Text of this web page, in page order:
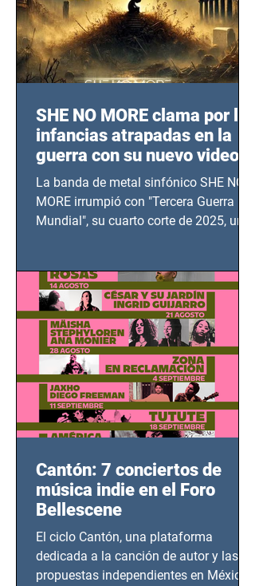
SHE NO MORE clama por las
infancias atrapadas en la
guerra con su nuevo video
TERCERA GUERRA
MUNDIAL
La banda de metal sinfónico SHE NO
MORE irrumpió con "Tercera Guerra
Mundial", su cuarto corte de 2025, un
bélicos.
Cantón: 7 conciertos de
música indie en el Foro
Bellescene
El ciclo Cantón, una plataforma
dedicada a la canción de autor y las
propuestas independientes en México,